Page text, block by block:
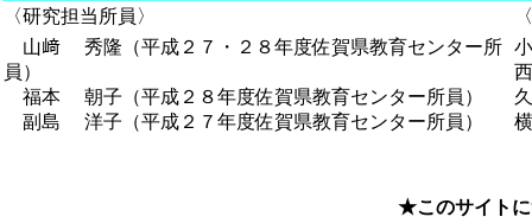
〈研究担当所員〉
山﨑 秀隆（平成２７・２８年度佐賀県教育センター所
員）
福本 朝子（平成２８年度佐賀県教育センター所員）
副島 洋子（平成２７年度佐賀県教育センター所員）
★このサイトに